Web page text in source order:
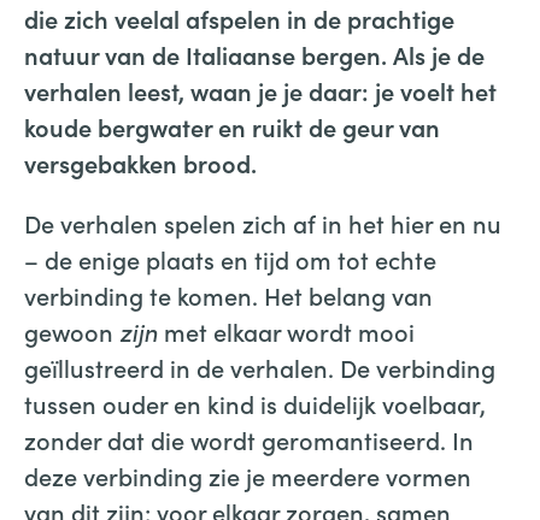
die zich veelal afspelen in de prachtige
natuur van de Italiaanse bergen. Als je de
verhalen leest, waan je je daar: je voelt het
koude bergwater en ruikt de geur van
versgebakken brood.
De verhalen spelen zich af in het hier en nu
– de enige plaats en tijd om tot echte
verbinding te komen. Het belang van
gewoon zijn met elkaar wordt mooi
geïllustreerd in de verhalen. De verbinding
tussen ouder en kind is duidelijk voelbaar,
zonder dat die wordt geromantiseerd. In
deze verbinding zie je meerdere vormen
van dit zijn: voor elkaar zorgen, samen